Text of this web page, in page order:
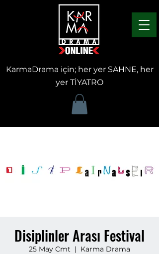
KarmaDrama için; her yer SAHNE, her
yer TİYATRO
Disiplinler Arası Festival
25 May Cmt
  |
Karma Drama